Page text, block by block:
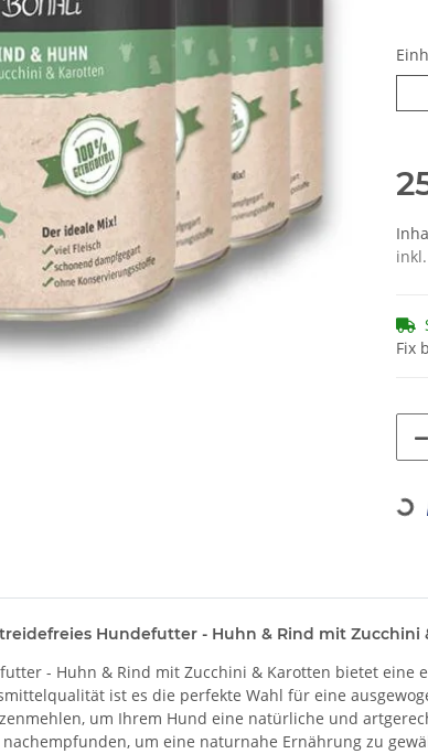
Fix
Loading...
Hundefutter - Huhn & Rind mit Zucchini
- Huhn & Rind mit Zucchini & Karotten bietet eine
ist es die perfekte Wahl für eine
um Ihrem Hund eine natürliche und
um eine naturnahe Ernährung zu